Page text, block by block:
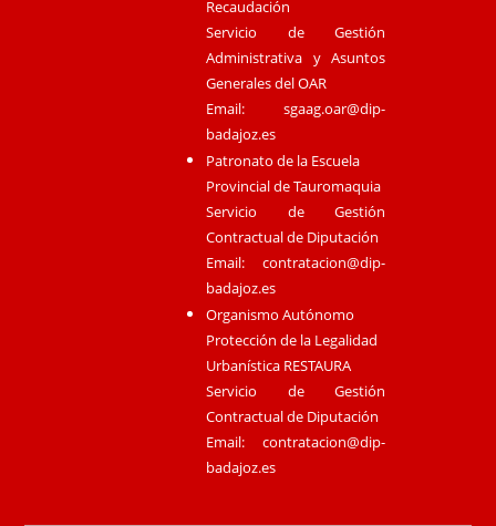
Recaudación
Servicio de Gestión
Administrativa y Asuntos
Generales del OAR
Email:sgaag.oar@dip-
badajoz.es
Patronato de la Escuela
Provincial de Tauromaquia
Servicio de Gestión
Contractual de Diputación
Email:contratacion@dip-
badajoz.es
Organismo Autónomo
Protección de la Legalidad
Urbanística RESTAURA
Servicio de Gestión
Contractual de Diputación
Email:contratacion@dip-
badajoz.es